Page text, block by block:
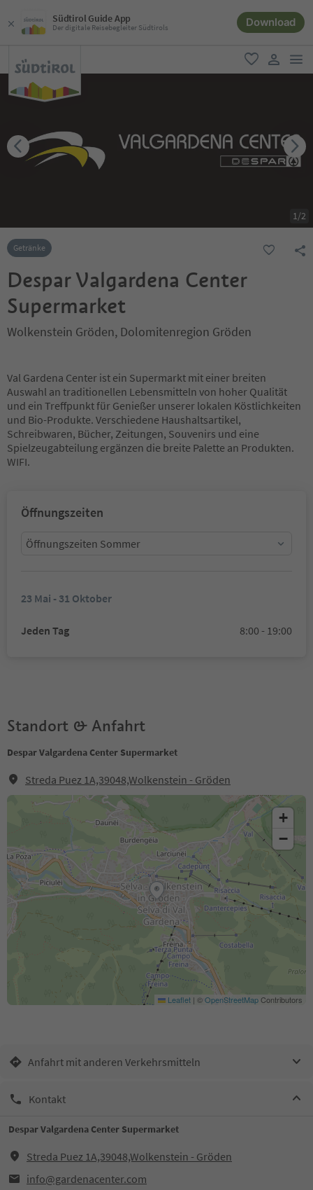
Südtirol Guide App
Der digitale Reisebegleiter Südtirols Download
favorit
user link
1/2
Getränke
Despar Valgardena Center
Supermarket
Wolkenstein Gröden, Dolomitenregion Gröden
Val Gardena Center ist ein Supermarkt mit einer breiten
Auswahl an traditionellen Lebensmitteln von hoher Qualität
und ein Treffpunkt für Genießer unserer lokalen Köstlichkeiten
und Bio-Produkte. Verschiedene Haushaltsartikel,
Schreibwaren, Bücher, Zeitungen, Souvenirs und eine
Spielzeugabteilung ergänzen die breite Palette an Produkten.
WIFI.
Öffnungszeiten
Öffnungszeiten Sommer
23 Mai - 31 Oktober
Jeden Tag 8:00 - 19:00
Standort & Anfahrt
Despar Valgardena Center Supermarket
Streda Puez 1A,39048,Wolkenstein - Gröden
+
−
Leaflet | ©OpenStreetMapContributors
Anfahrt mit anderen Verkehrsmitteln
Kontakt
Despar Valgardena Center Supermarket
Streda Puez 1A,39048,Wolkenstein - Gröden
info@gardenacenter.com